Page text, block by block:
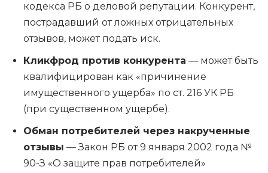
кодекса РБ о деловой репутации. Конкурент,
пострадавший от ложных отрицательных
отзывов, может подать иск.
Кликфрод против конкурента — может быть
квалифицирован как «причинение
имущественного ущерба» по ст. 216 УК РБ
(при существенном ущербе).
Обман потребителей через накрученные
отзывы — Закон РБ от 9 января 2002 года №
90-З «О защите прав потребителей»